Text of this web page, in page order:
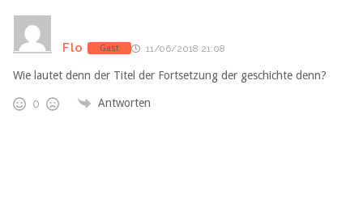
Flo Gast 11/06/2018 21:08
Wie lautet denn der Titel der Fortsetzung der geschichte denn?
0 Antworten